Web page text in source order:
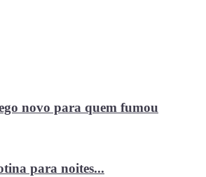
novo para quem fumou
para noites...